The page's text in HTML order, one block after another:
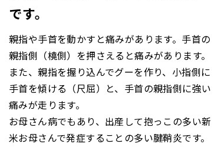
です。
親指や手首を動かすと痛みがあります。手首の
親指側（橈側）を押さえると痛みがあります。
また、親指を握り込んでグーを作り、小指側に
手首を傾ける（尺屈）と、手首の親指側に強い
痛みが走ります。
お母さん病でもあり、出産して抱っこの多い新
米お母さんで発症することの多い腱鞘炎です。